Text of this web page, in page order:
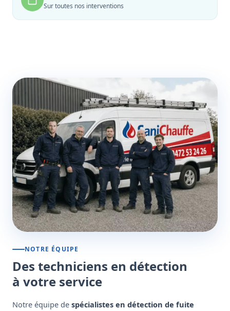
Sur toutes nos interventions
NOTRE ÉQUIPE
Des techniciens en détection
à votre service
Notre équipe de spécialistes en détection de fuite